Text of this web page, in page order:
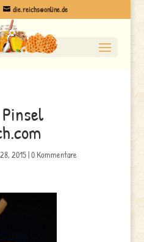
die.reichs@online.de
2015|0 Kommentare